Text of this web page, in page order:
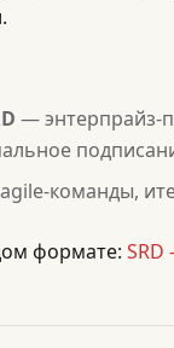
— энтерпрайз-
команды,
формате: